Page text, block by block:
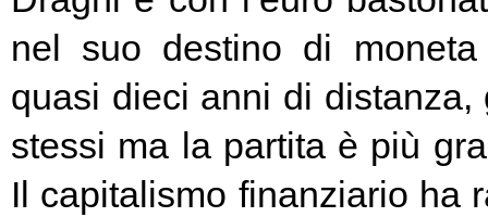
nel suo destino di
quasi dieci anni di
stessi ma la partita è più
Il capitalismo finanziario ha